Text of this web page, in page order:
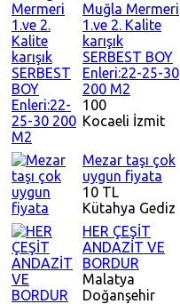
Muğla Mermeri
1.ve 2. Kalite
karışık
SERBEST BOY
Enleri:22-25-30
200 M2
100
Kocaeli İzmit
Mezar taşı çok
uygun fiyata
10 TL
Kütahya Gediz
HER ÇEŞİT
ANDAZİT VE
BORDUR
Malatya
Doğanşehir